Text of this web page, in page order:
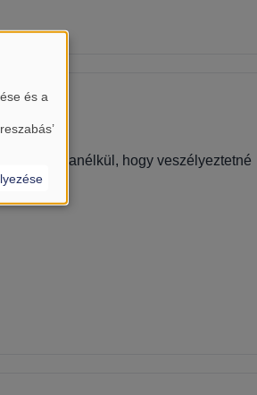
épít anélkül, hogy veszélyeztetné
és a